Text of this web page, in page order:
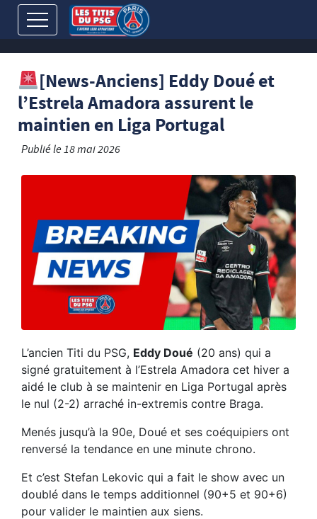
[News-Anciens] Eddy Doué et
l’Estrela Amadora assurent le
maintien en Liga Portugal
Publié le18 mai 2026
L’ancien Titi du PSG, Eddy Doué (20 ans) qui a
signé gratuitement à l’Estrela Amadora cet hiver a
aidé le club à se maintenir en Liga Portugal après
le nul (2-2) arraché in-extremis contre Braga.
Menés jusqu’à la 90e, Doué et ses coéquipiers ont
renversé la tendance en une minute chrono.
Et c’est Stefan Lekovic qui a fait le show avec un
doublé dans le temps additionnel (90+5 et 90+6)
pour valider le maintien aux siens.